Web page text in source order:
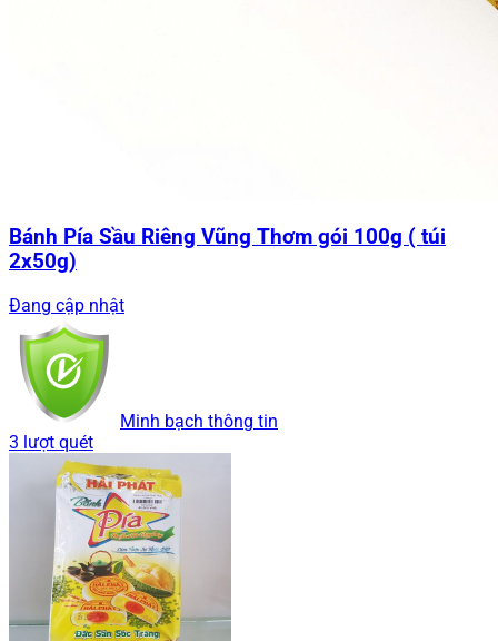
Bánh Pía Sầu Riêng Vũng Thơm gói 100g ( túi
2x50g)
Đang cập nhật
Minh bạch thông tin
3 lượt quét